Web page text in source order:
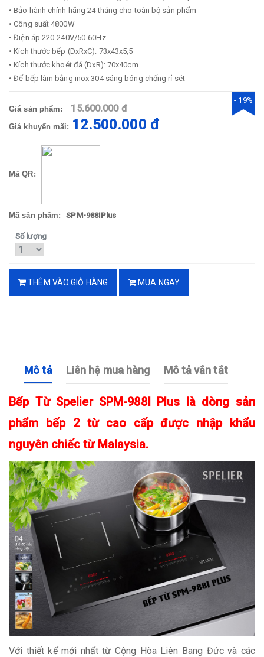
• Bảo hành chính hãng 24 tháng cho toàn bộ sản phẩm
• Công suất 4800W
• Điện áp 220-240V/50-60Hz
• Kích thước bếp (DxRxC): 73x43x5,5
• Kích thước khoét đá (DxR): 70x40cm
• Đế bếp làm bằng inox 304 sáng bóng chống rỉ sét
Giá sản phẩm: 15.600.000 đ
Giá khuyến mãi: 12.500.000 đ
- 19%
Mã QR:
Mã sản phẩm: SPM-988IPlus
Số lượng
THÊM VÀO GIỎ HÀNG MUA NGAY
Mô tả Liên hệ mua hàng Mô tả vắn tắt
Bếp Từ Spelier SPM-988I Plus là dòng sản
phẩm bếp 2 từ cao cấp được nhập khẩu
nguyên chiếc từ Malaysia.
Với thiết kế mới nhất từ Cộng Hòa Liên Bang Đức và các